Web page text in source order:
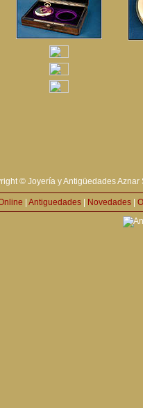
© Joyería y Antigüedades
Antiguedades Novedades